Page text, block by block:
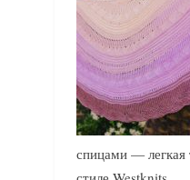
спицами — легкая